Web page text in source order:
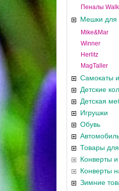
Пеналы
Мешки для
Mike&Mar
Winner
Herlitz
MagTaller
Самокаты
Детские
Детская
Игрушки
Обувь
Товары
Конверты
Конверты
Зимние